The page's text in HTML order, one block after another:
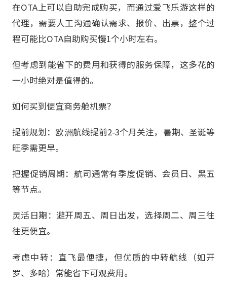
在OTA上可以自助完成购买，而通过爱飞乐游这样的
代理，需要人工沟通确认需求、报价、出票，整个过
程可能比OTA自助购买慢1个小时左右。
但考虑到能省下的费用和获得的服务保障，这多花的
一小时绝对是值得的。
如何买到便宜商务舱机票？
提前规划：欧洲航线提前2-3个月关注，暑期、圣诞等
旺季需更早。
把握促销周期：航司通常有季度促销、会员日、黑五
等节点。
灵活日期：避开周五、周日出发，选择周二、周三往
往更便宜。
考虑中转：直飞最便捷，但优质的中转航线（如开
罗、多哈）常能省下可观费用。